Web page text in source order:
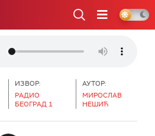
ИЗВОР:
РАДИО
БЕОГРАД 1
АУТОР:
МИРОСЛАВ
НЕШИЋ